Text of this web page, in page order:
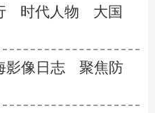
时代人物
大国
影像日志
聚焦防